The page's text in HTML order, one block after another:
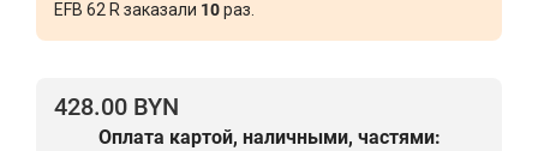
EFB 62 R заказали 10раз.
428.00 BYN
Оплата картой, наличными, частями: